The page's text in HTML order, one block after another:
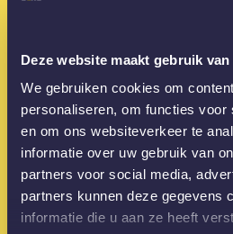
Deze website maakt gebruik
We gebruiken cookies om
personaliseren, om functies voor
en om ons websiteverkeer te
informatie over uw gebruik van
partners voor social media,
partners kunnen deze gegevens
informatie die u aan ze heeft
Bel ons
010 - 307 28 89
Mail ons
info@gewoongers.nl
Gesloten? App ons dan alvast